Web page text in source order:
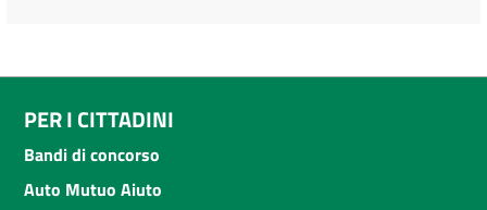
PER I CITTADINI
Bandi di concorso
Auto Mutuo Aiuto